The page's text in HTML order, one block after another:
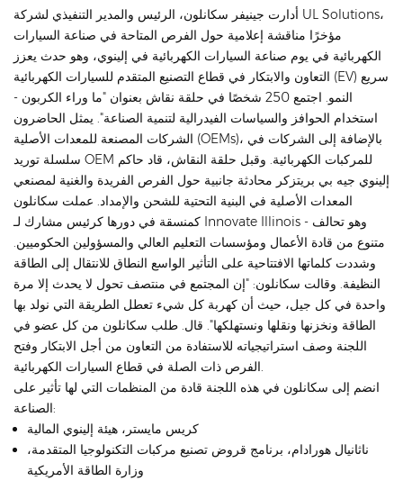
أدارت جينيفر سكانلون، الرئيس والمدير التنفيذي لشركة UL Solutions،
مؤخرًا مناقشة إعلامية حول الفرص المتاحة في صناعة السيارات
الكهربائية في يوم صناعة السيارات الكهربائية في إلينوي، وهو حدث يعزز
التعاون والابتكار في قطاع التصنيع المتقدم للسيارات الكهربائية (EV) سريع
النمو. اجتمع 250 شخصًا في حلقة نقاش بعنوان "ما وراء الكربون -
استخدام الحوافز والسياسات الفيدرالية لتنمية الصناعة". يمثل الحاضرون
الشركات المصنعة للمعدات الأصلية (OEMs)، بالإضافة إلى الشركات في
سلسلة توريد OEM للمركبات الكهربائية. وقبل حلقة النقاش، قاد حاكم
إلينوي جيه بي بريتزكر محادثة جانبية حول الفرص الفريدة والغنية لمصنعي
المعدات الأصلية في البنية التحتية للشحن والإمداد. عملت سكانلون
كمنسقة في دورها كرئيس مشارك لـ Innovate Illinois - وهو تحالف
متنوع من قادة الأعمال ومؤسسات التعليم العالي والمسؤولين الحكوميين.
وشددت كلماتها الافتتاحية على التأثير الواسع النطاق للانتقال إلى الطاقة
النظيفة. وقالت سكانلون: "إن المجتمع في منتصف تحول لا يحدث إلا مرة
واحدة في كل جيل، حيث أن كهربة كل شيء تعطل الطريقة التي نولد بها
الطاقة ونخزنها ونقلها ونستهلكها". قال. طلب سكانلون من كل عضو في
اللجنة وصف استراتيجياته للاستفادة من التعاون من أجل الابتكار وفتح
الفرص ذات الصلة في قطاع السيارات الكهربائية.
انضم إلى سكانلون في هذه اللجنة قادة من المنظمات التي لها تأثير على
الصناعة:
كريس مايستر، هيئة إلينوي المالية
ناثانيال هورادام، برنامج قروض تصنيع مركبات التكنولوجيا المتقدمة،
وزارة الطاقة الأمريكية